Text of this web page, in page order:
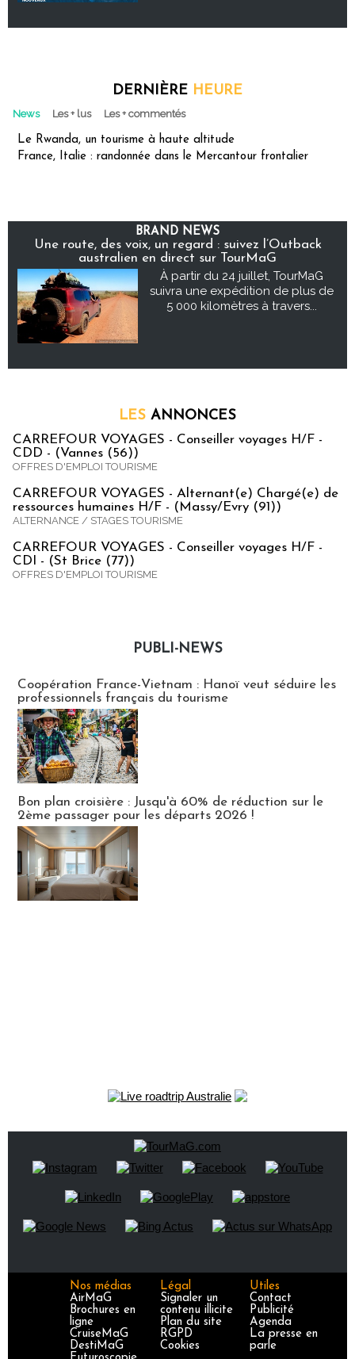
DERNIÈRE HEURE
News Les + lus Les + commentés
Le Rwanda, un tourisme à haute altitude
France, Italie : randonnée dans le Mercantour frontalier
BRAND NEWS
Une route, des voix, un regard : suivez l’Outback
australien en direct sur TourMaG
À partir du 24 juillet, TourMaG
suivra une expédition de plus de
5 000 kilomètres à travers...
LES ANNONCES
CARREFOUR VOYAGES - Conseiller voyages H/F -
CDD - (Vannes (56))
OFFRES D'EMPLOI TOURISME
CARREFOUR VOYAGES - Alternant(e) Chargé(e) de
ressources humaines H/F - (Massy/Evry (91))
ALTERNANCE / STAGES TOURISME
CARREFOUR VOYAGES - Conseiller voyages H/F -
CDI - (St Brice (77))
OFFRES D'EMPLOI TOURISME
PUBLI-NEWS
Coopération France-Vietnam : Hanoï veut séduire les
professionnels français du tourisme
Bon plan croisière : Jusqu'à 60% de réduction sur le
2ème passager pour les départs 2026 !
Nos médias
AirMaG
Brochures en
ligne
CruiseMaG
DestiMaG
Légal
Signaler un
contenu illicite
Plan du site
RGPD
Cookies
Utiles
Contact
Publicité
Agenda
La presse en
parle